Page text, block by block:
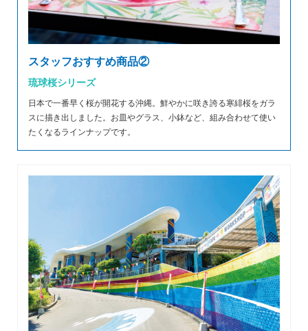
スタッフおすすめ商品②
琉球桜シリーズ
日本で一番早く桜が開花する沖縄。鮮やかに咲き誇る寒緋桜をガラ
スに描き出しました。お皿やグラス、小鉢など、組み合わせて使い
たくなるラインナップです。